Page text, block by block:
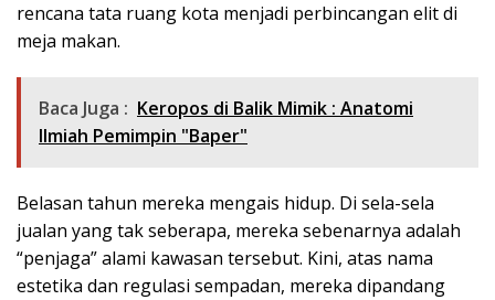
rencana tata ruang kota menjadi perbincangan elit di
meja makan.
Baca Juga : Keropos di Balik Mimik : Anatomi
Ilmiah Pemimpin "Baper"
Belasan tahun mereka mengais hidup. Di sela-sela
jualan yang tak seberapa, mereka sebenarnya adalah
“penjaga” alami kawasan tersebut. Kini, atas nama
estetika dan regulasi sempadan, mereka dipandang